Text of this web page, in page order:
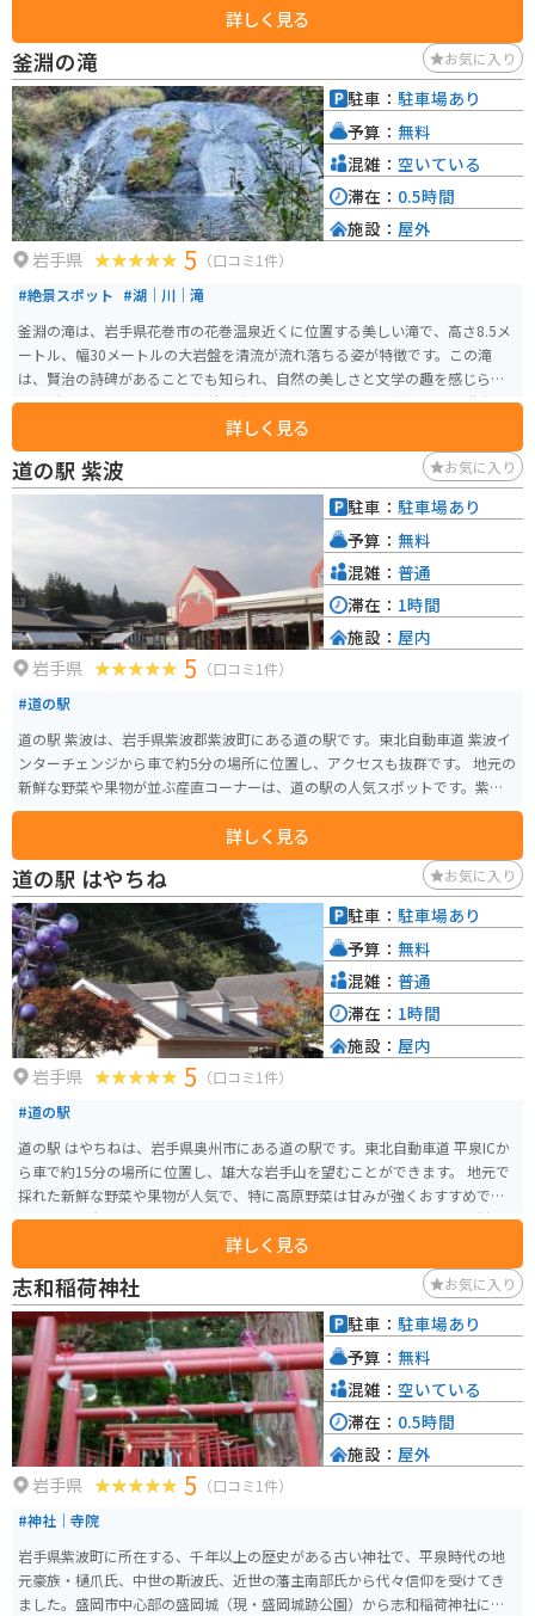
す。くるみ餅が絶品です。一人で行っても家族や友人と行っても、十分楽しめ
る場所です。
詳しく見る
釜淵の滝 お気に入り
岩手県 5 （口コミ1件）
#絶景スポット #湖｜川｜滝
釜淵の滝は、岩手県花巻市の花巻温泉近くに位置する美しい滝で、高さ8.5メ
ートル、幅30メートルの大岩盤を清流が流れ落ちる姿が特徴です。この滝
は、賢治の詩碑があることでも知られ、自然の美しさと文学の趣を感じられ
る場所です。 滝の周辺には森林が広がり、木漏れ日の中を散策できる遊歩道
が整備されています。約20分の手軽な散策コースで、自然を満喫しながらゆ
ったりと歩くことができます。春から秋にかけては新緑や紅葉が楽しめます。
特に春の新緑の時期や秋の紅葉シーズンは、多くの観光客が訪れる人気スポ
ットです。花巻温泉から徒歩圏内にあるため、温泉旅行と合わせて訪れるの
にも最適です。駐車場から滝までは徒歩でアクセスでき、脚力に自信がない方
詳しく見る
駐車： 駐車場あり
予算： 無料
混雑： 空いている
滞在： 0.5時間
施設： 屋外
道の駅 紫波 お気に入り
岩手県 5 （口コミ1件）
#道の駅
道の駅 紫波は、岩手県紫波郡紫波町にある道の駅です。東北自動車道 紫波イ
ンターチェンジから車で約5分の場所に位置し、アクセスも抜群です。 地元の
新鮮な野菜や果物が並ぶ産直コーナーは、道の駅の人気スポットです。紫波
町の特産品である「南部せんべい」や「紫波ワイン」も販売しており、お土
産探しにも最適です。レストランでは、地元食材をふんだんに使った料理を
楽しむことができます。 バイクで訪れる場合、道の駅には広々とした駐車場
が完備されているので安心です。周辺には、美しい田園風景が広がってお
り、ツーリングにもおすすめのエリアです。特に、春には「オガール紫波」
の桜並木が美しく、多くのライダーが訪れます。道の駅 紫波は、地元の魅力
が詰まったスポットなので、ぜひ一度訪れてみてください。
詳しく見る
駐車： 駐車場あり
予算： 無料
混雑： 普通
滞在： 1時間
施設： 屋内
道の駅 はやちね お気に入り
岩手県 5 （口コミ1件）
#道の駅
道の駅 はやちねは、岩手県奥州市にある道の駅です。東北自動車道 平泉ICか
ら車で約15分の場所に位置し、雄大な岩手山を望むことができます。 地元で
採れた新鮮な野菜や果物が人気で、特に高原野菜は甘みが強くおすすめで
す。また、岩手県産のブランド肉を使用した焼肉レストランや、地元食材を
使った郷土料理を提供するレストランもあります。 バイクで訪れる場合、駐
車場も広く停めやすいので安心です。道の駅 はやちねは、岩手山や周辺の観
光スポットへのアクセスも良く、観光拠点としても便利です。
詳しく見る
駐車： 駐車場あり
予算： 無料
混雑： 普通
滞在： 1時間
施設： 屋内
志和稲荷神社 お気に入り
岩手県 5 （口コミ1件）
#神社｜寺院
岩手県紫波町に所在する、千年以上の歴史がある古い神社で、平泉時代の地
元豪族・樋爪氏、中世の斯波氏、近世の藩主南部氏から代々信仰を受けてき
ました。盛岡市中心部の盛岡城（現・盛岡城跡公園）から志和稲荷神社に向
駐車： 駐車場あり
予算： 無料
混雑： 空いている
滞在： 0.5時間
施設： 屋外